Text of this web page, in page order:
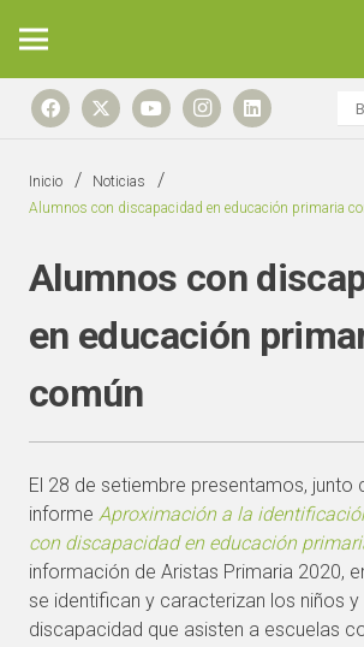
Inicio / Noticias /
Alumnos con discapacidad en educación primaria
Alumnos con
en educación
común
El 28 de setiembre presentamos, junto
informe Aproximación a la
con discapacidad en educación
información de Aristas Primaria 2020,
se identifican y caracterizan los niños y
discapacidad que asisten a escuelas